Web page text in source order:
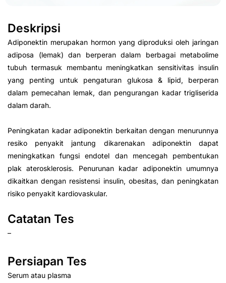
Deskripsi
Adiponektin merupakan hormon yang diproduksi oleh jaringan
adiposa (lemak) dan berperan dalam berbagai metabolime
tubuh termasuk membantu meningkatkan sensitivitas insulin
yang penting untuk pengaturan glukosa & lipid, berperan
dalam pemecahan lemak, dan pengurangan kadar trigliserida
dalam darah.
Peningkatan kadar adiponektin berkaitan dengan menurunnya
resiko penyakit jantung dikarenakan adiponektin dapat
meningkatkan fungsi endotel dan mencegah pembentukan
plak aterosklerosis. Penurunan kadar adiponektin umumnya
dikaitkan dengan resistensi insulin, obesitas, dan peningkatan
risiko penyakit kardiovaskular.
Catatan Tes
–
Persiapan Tes
Serum atau plasma